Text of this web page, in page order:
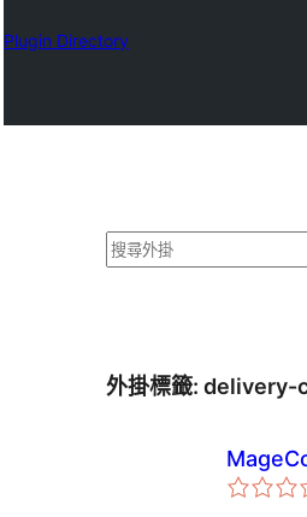
Plugin Directory
搜
外掛標籤: delivery-